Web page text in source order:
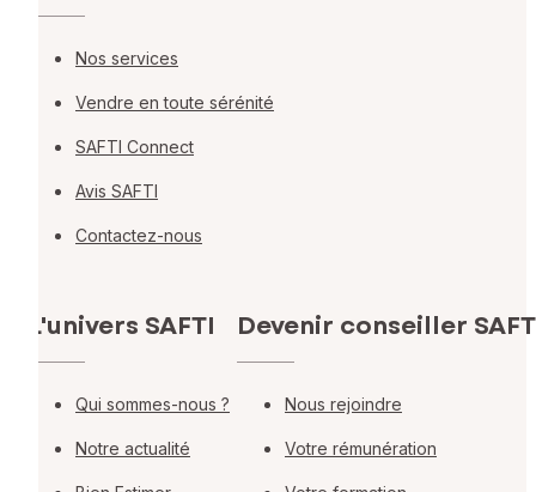
Nos services
Vendre en toute sérénité
SAFTI Connect
Avis SAFTI
Contactez-nous
L'univers SAFTI
Qui sommes-nous ?
Notre actualité
Devenir conseiller
Nous rejoindre
Votre rémunération